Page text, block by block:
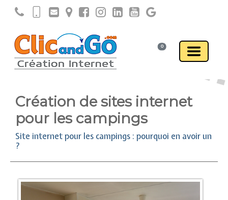
0
Création de sites internet
pour les campings
Site internet pour les campings : pourquoi en avoir un
?